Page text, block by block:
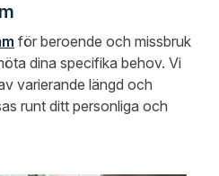
för beroende och missbruk
dina specifika behov. Vi
varierande längd och
runt ditt personliga och